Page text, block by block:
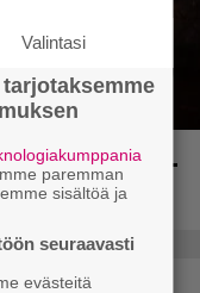
Game Pass -
Valintasi
paremman
sisältöä ja
seuraavasti
evästeitä